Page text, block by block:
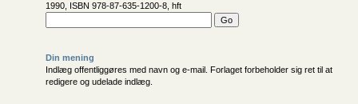
1990, ISBN 978-87-635-1200-8, hft
Din mening
Indlæg offentliggøres med navn og e-mail. Forlaget forbeholder sig ret til at
redigere og udelade indlæg.